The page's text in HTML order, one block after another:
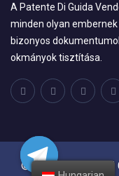
A Patente Di Guida
minden olyan
bizonyos
okmányok tisztítása.
© 2024, Patente Di